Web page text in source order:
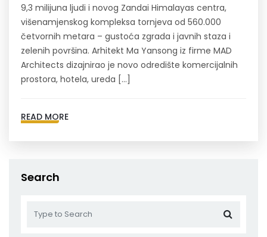
9,3 milijuna ljudi i novog Zandai Himalayas centra,
višenamjenskog kompleksa tornjeva od 560.000
četvornih metara – gustoća zgrada i javnih staza i
zelenih površina. Arhitekt Ma Yansong iz firme MAD
Architects dizajnirao je novo odredište komercijalnih
prostora, hotela, ureda […]
READ MORE
Search